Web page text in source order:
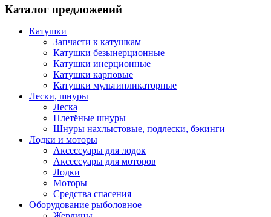
Каталог предложений
Катушки
Запчасти к катушкам
Катушки безынерционные
Катушки инерционные
Катушки карповые
Катушки мультипликаторные
Лески, шнуры
Леска
Плетёные шнуры
Шнуры нахлыстовые, подлески, бэкинги
Лодки и моторы
Аксессуары для лодок
Аксессуары для моторов
Лодки
Моторы
Средства спасения
Оборудование рыболовное